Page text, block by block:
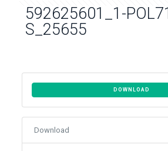
592625601_1-
S_25655
DOWNLOAD
Download